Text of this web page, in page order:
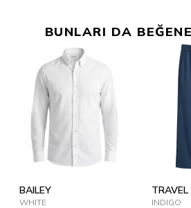
BUNLARI DA
BAILEY
WHITE INDIGO